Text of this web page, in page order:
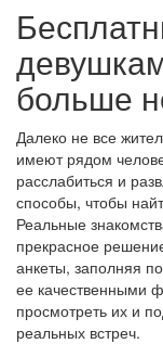
больше
Далеко не все
имеют рядом
расслабиться и
способы, чтобы
Реальные
прекрасное
анкеты, заполняя
ее качественными
просмотреть их и
реальных встреч.